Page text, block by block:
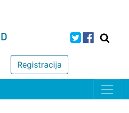
Registracija